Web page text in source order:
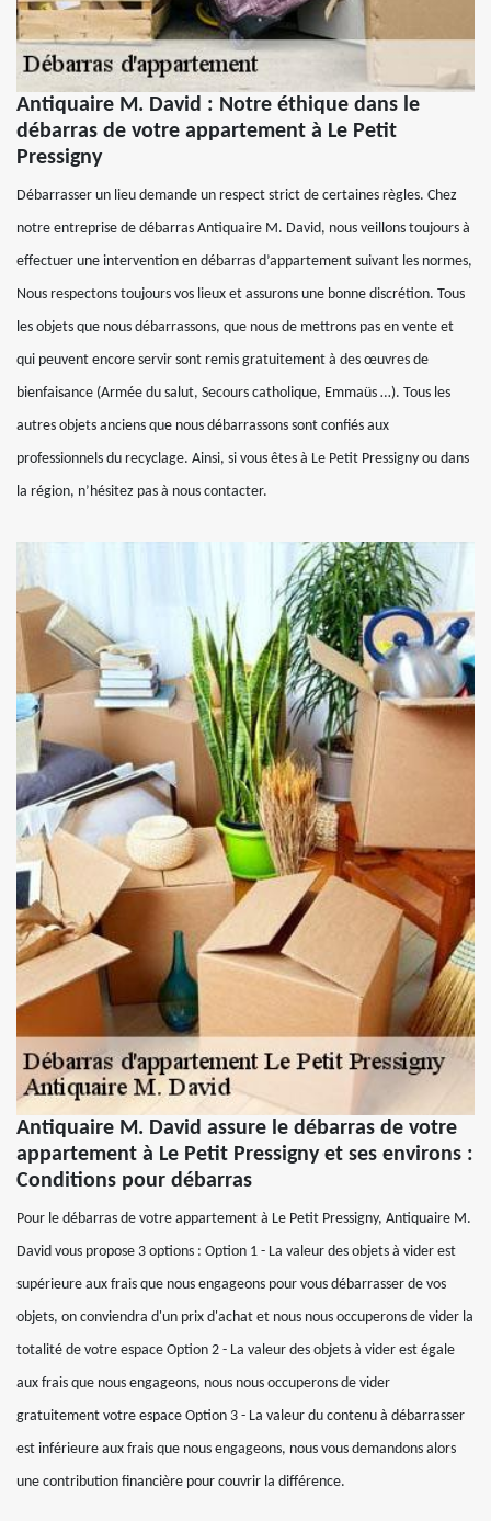
Antiquaire M. David : Notre éthique dans le
débarras de votre appartement à Le Petit
Pressigny
Débarrasser un lieu demande un respect strict de certaines règles. Chez
notre entreprise de débarras Antiquaire M. David, nous veillons toujours à
effectuer une intervention en débarras d’appartement suivant les normes,
Nous respectons toujours vos lieux et assurons une bonne discrétion. Tous
les objets que nous débarrassons, que nous de mettrons pas en vente et
qui peuvent encore servir sont remis gratuitement à des œuvres de
bienfaisance (Armée du salut, Secours catholique, Emmaüs …). Tous les
autres objets anciens que nous débarrassons sont confiés aux
professionnels du recyclage. Ainsi, si vous êtes à Le Petit Pressigny ou dans
la région, n’hésitez pas à nous contacter.
Antiquaire M. David assure le débarras de votre
appartement à Le Petit Pressigny et ses environs :
Conditions pour débarras
Pour le débarras de votre appartement à Le Petit Pressigny, Antiquaire M.
David vous propose 3 options : Option 1 - La valeur des objets à vider est
supérieure aux frais que nous engageons pour vous débarrasser de vos
objets, on conviendra d'un prix d'achat et nous nous occuperons de vider la
totalité de votre espace Option 2 - La valeur des objets à vider est égale
aux frais que nous engageons, nous nous occuperons de vider
gratuitement votre espace Option 3 - La valeur du contenu à débarrasser
est inférieure aux frais que nous engageons, nous vous demandons alors
une contribution financière pour couvrir la différence.